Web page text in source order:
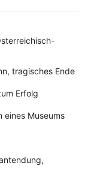
tragisches Ende
Erfolg
eines Museums